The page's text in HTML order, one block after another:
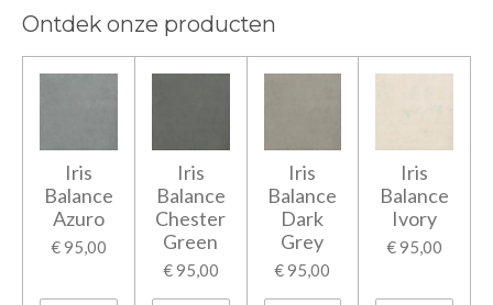
Ontdek onze producten
Iris
Balance
Azuro
€ 95,00
Iris
Balance
Chester
Green
€ 95,00
Iris
Balance
Dark
Grey
€ 95,00
Iris
Balance
Ivory
€ 95,00